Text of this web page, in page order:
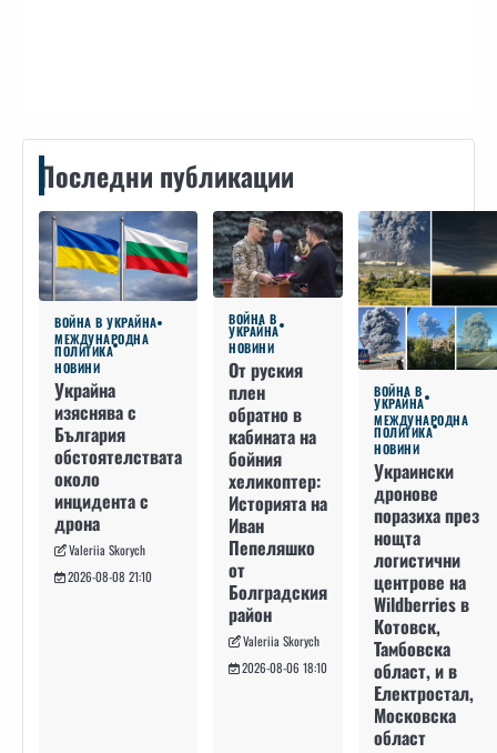
Последни публикации
ВОЙНА В УКРАЙНА
МЕЖДУНАРОДНА
ПОЛИТИКА
НОВИНИ
Украйна
изяснява с
България
обстоятелствата
около
инцидента с
дрона
Valeriia Skorych
2026-08-08 21:10
ВОЙНА В
УКРАЙНА
НОВИНИ
От руския
плен
обратно в
кабината на
бойния
хеликоптер:
Историята на
Иван
Пепеляшко
от
Болградския
район
Valeriia Skorych
2026-08-06 18:10
ВОЙНА В
УКРАЙНА
МЕЖДУНАРОДНА
ПОЛИТИКА
НОВИНИ
Украински
дронове
поразиха през
нощта
логистични
центрове на
Wildberries в
Котовск,
Тамбовска
област, и в
Електростал,
Московска
област